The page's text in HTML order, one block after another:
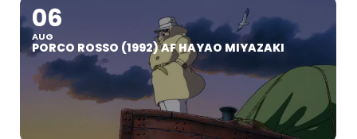
06
AUG
PORCO ROSSO (1992) AF HAYAO MIYAZAKI